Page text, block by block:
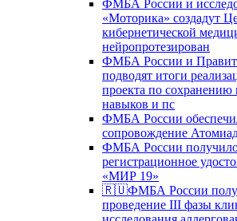
ФМБА России и
«Моторика» создадут
кибернетической
нейропротезирован
ФМБА России и
подводят итоги
проекта по
навыков и пс
ФМБА России
сопровождение
ФМБА России получило
регистрационное
«МИР 19»
🇷🇺ФМБА России
проведение III фазы